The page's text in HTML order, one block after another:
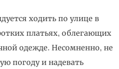
ходить по улице в
платьях, облегающих
одежде. Несомненно, не
погоду и надевать